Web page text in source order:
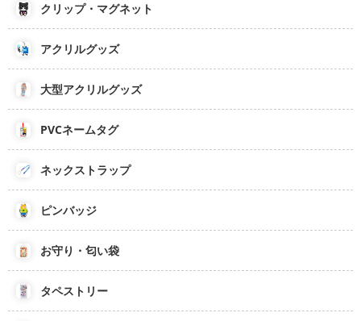
クリップ・マグネット
アクリルグッズ
大型アクリルグッズ
PVCネームタグ
ネックストラップ
ピンバッジ
お守り・匂い袋
タペストリー